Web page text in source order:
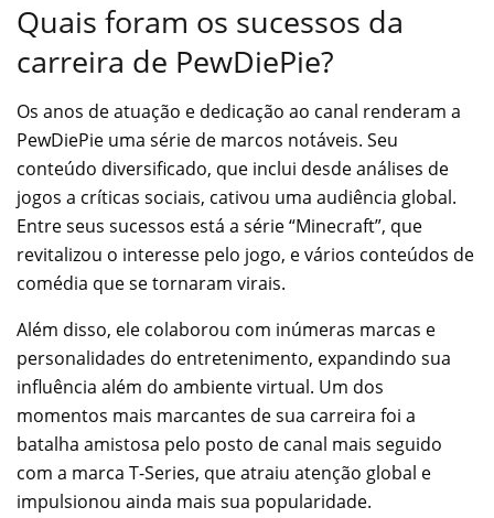
Quais foram os sucessos da
carreira de PewDiePie?
Os anos de atuação e dedicação ao canal renderam a
PewDiePie uma série de marcos notáveis. Seu
conteúdo diversificado, que inclui desde análises de
jogos a críticas sociais, cativou uma audiência global.
Entre seus sucessos está a série “Minecraft”, que
revitalizou o interesse pelo jogo, e vários conteúdos de
comédia que se tornaram virais.
Além disso, ele colaborou com inúmeras marcas e
personalidades do entretenimento, expandindo sua
influência além do ambiente virtual. Um dos
momentos mais marcantes de sua carreira foi a
batalha amistosa pelo posto de canal mais seguido
com a marca T-Series, que atraiu atenção global e
impulsionou ainda mais sua popularidade.